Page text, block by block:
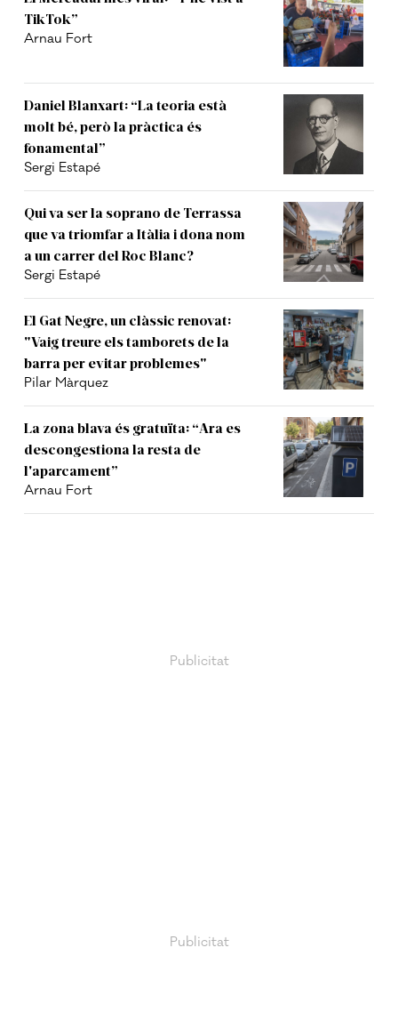
TikTok”
Arnau Fort
Daniel Blanxart: “La teoria està
molt bé, però la pràctica és
fonamental”
Sergi Estapé
Qui va ser la soprano de Terrassa
que va triomfar a Itàlia i dona nom
a un carrer del Roc Blanc?
Sergi Estapé
El Gat Negre, un clàssic renovat:
"Vaig treure els tamborets de la
barra per evitar problemes"
Pilar Màrquez
La zona blava és gratuïta: “Ara es
descongestiona la resta de
l'aparcament”
Arnau Fort